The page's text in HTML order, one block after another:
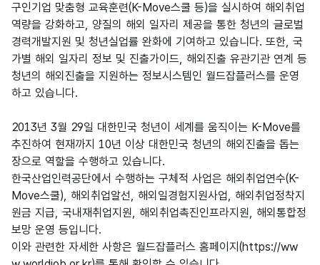
구인기업 맞춤형 교육훈련(K-Move스쿨 등)을 실시하여 해외취업
역량을 강화하고, 양질의 해외 일자리 제공을 통한 청년의 글로벌
경력개발지원 및 청년실업률 완화에 기여하고 있습니다. 또한, 국
가별 해외 일자리 정보 및 진출가이드, 해외진출 유관기관 연계 등
청년의 해외진출을 지원하는 정보시스템인 월드잡플러스를 운영
하고 있습니다.
2013년 3월 29일 대한민국 청년이 세계를 움직이는 K-Move를
추진하여 현재까지 10년 이상 대한민국 청년의 해외진출을 돕는
장으로 역할을 수행하고 있습니다.
한국산업인력공단에서 수행하는 구체적 사업은 해외취업연수(K-
Move스쿨), 해외취업알선, 해외일경험지원사업, 해외취업정착지
원금 지급, 국내재취업지원, 해외취업촉진인프라지원, 해외통합정
보망 운영 등입니다.
이와 관련한 자세한 사항은 월드잡플러스 홈페이지(https://ww